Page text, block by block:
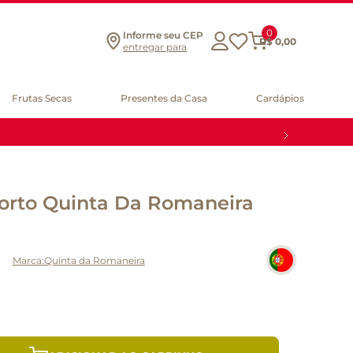
Informe seu CEP
entregar para
0
R$ 0,00
Frutas Secas Presentes da Casa Cardápios
Quinta Da Romaneira
Quinta da Romaneira